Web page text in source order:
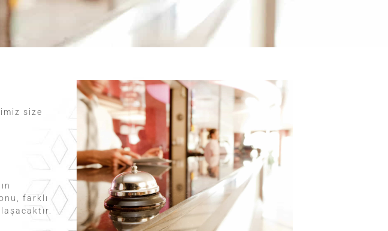
size
farklı